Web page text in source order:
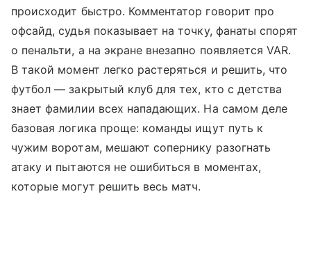
происходит быстро. Комментатор говорит про
офсайд, судья показывает на точку, фанаты спорят
о пенальти, а на экране внезапно появляется VAR.
В такой момент легко растеряться и решить, что
футбол — закрытый клуб для тех, кто с детства
знает фамилии всех нападающих. На самом деле
базовая логика проще: команды ищут путь к
чужим воротам, мешают сопернику разогнать
атаку и пытаются не ошибиться в моментах,
которые могут решить весь матч.